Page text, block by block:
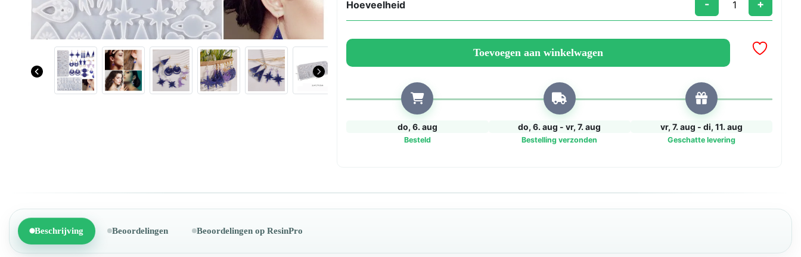
Hoeveelheid
Multifunctionele
mal
sieraden
hars
- +
Toevoegen aan winkelwagen
do, 6. aug
Besteld
do, 6. aug - vr, 7. aug
Bestelling verzonden
vr, 7. aug - di, 11. aug
Geschatte levering
Beschrijving Beoordelingen Beoordelingen op ResinPro